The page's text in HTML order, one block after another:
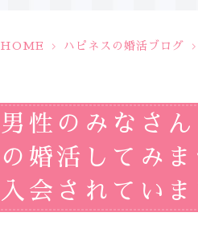
HOME > ハピネスの婚活ブログ >
男性のみなさ
の婚活してみ
入会されてい